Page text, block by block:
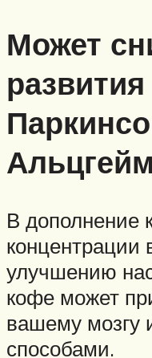
Может
В
концентрации
улучшению
кофе может
вашему мозгу
способами.